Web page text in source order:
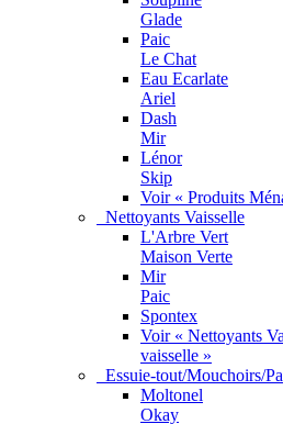
Glade
Paic
Le Chat
Eau Ecarlate
Ariel
Dash
Mir
Lénor
Skip
Voir « Produits
Nettoyants Vaisselle
L'Arbre Vert
Maison Verte
Mir
Paic
Spontex
Voir « Nettoyants
vaisselle »
Essuie-tout/Mouchoirs/
Moltonel
Okay